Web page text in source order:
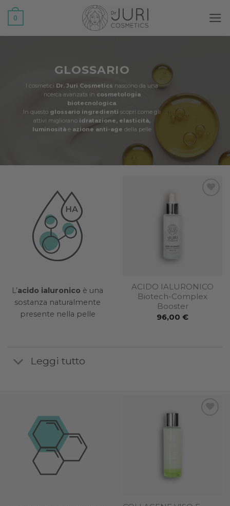
Salta
contenuti
0
GLOSSARIO
I cosmetici Dr. Juri Cosmetics nascono da una
ricerca avanzata in cosmetologia
biotecnologica.
In questo glossario ingredienti scopri come gli
attivi migliorano idratazione, elasticità,
luminosità e azione anti-age della pelle
L’acido ialuronico è una
sostanza naturalmente
presente nella pelle
ACIDO IALURONICO
Biotech-Complex
Booster
96,00 €
CONTORNO OCCHI
71,00 €
Leggi tutto